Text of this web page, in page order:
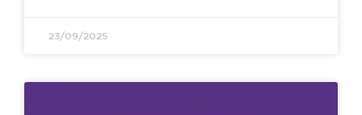
23/09/2025